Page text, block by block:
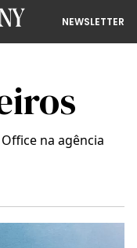
NEWSLETTER
na agência